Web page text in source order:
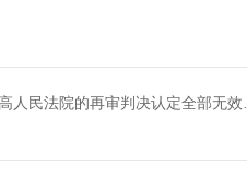
人民法院的再审判决认定全部无